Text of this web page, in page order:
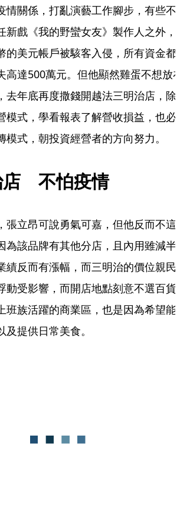
情關係，打亂演藝工作腳步，有些不
新戲《我的野蠻女友》製作人之外，
的美元帳戶被駭客入侵，所有資金都
高達500萬元。但他顯然雞蛋不想放
去年底再度撒錢開越法三明治店，除
模式，學看報表了解營收損益，也必
模式，朝投資經營者的方向努力。
　不怕疫情
張立昂可說勇氣可嘉，但他反而不這
為該品牌有其他分店，且內用雖減半
績反而有漲幅，而三明治的價位親民
動受影響，而開店地點刻意不選百貨
班族活躍的商業區，也是因為希望能
提供日常美食。